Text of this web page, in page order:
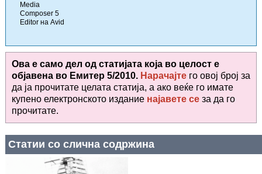
Media
Composer 5
Editor на Avid
Ова е само дел од статијата која во целост е
објавена во Емитер 5/2010. Нарачајте го овој број за
да ја прочитате целата статија, а ако веќе го имате
купено електронското издание најавете се за да го
прочитате.
Статии со слична содржина